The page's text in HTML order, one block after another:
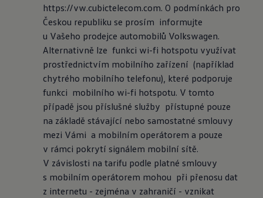
https://vw.cubictelecom.com. O podmínkách pro
Českou republiku se prosím  informujte
u Vašeho prodejce automobilů Volkswagen.
Alternativně lze  funkci wi-fi hotspotu využívat
prostřednictvím mobilního zařízení  (například
chytrého mobilního telefonu), které podporuje
funkci  mobilního wi-fi hotspotu. V tomto
případě jsou příslušné služby  přístupné pouze
na základě stávající nebo samostatné smlouvy
mezi Vámi  a mobilním operátorem a pouze
v rámci pokrytí signálem mobilní sítě.
V závislosti na tarifu podle platné smlouvy
s mobilním operátorem mohou  při přenosu dat
z internetu - zejména v zahraničí - vznikat